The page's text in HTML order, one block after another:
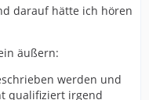
darauf hätte ich hören
äußern:
werden und
qualifiziert irgend